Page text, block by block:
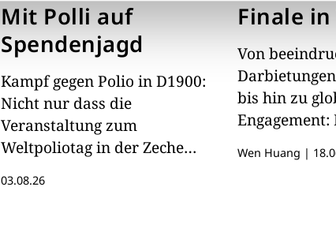
Mit Polli auf
Spendenjagd
Kampf gegen Polio in D1900:
Nicht nur dass die
Veranstaltung zum
Weltpoliotag in der Zeche
wird. Auch der Governor geht
03.08.26
Finale in
Von
bis hin zu
globalen
Wen Huang |